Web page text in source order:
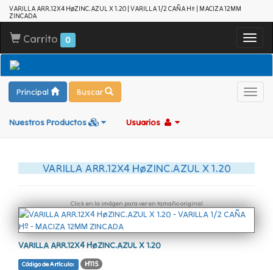
VARILLA ARR.12X4 HøZINC.AZUL X 1.20 | VARILLA 1/2 CAÑA Hº | MACIZA 12MM
ZINCADA
Carrito 0
Principal Buscar
Nuestros Productos Usuarios
VARILLA ARR.12X4 HøZINC.AZUL X 1.20
Click en la imágen para ver en tamaño original
VARILLA ARR.12X4 HøZINC.AZUL X 1.20
Código de Artículo: H115